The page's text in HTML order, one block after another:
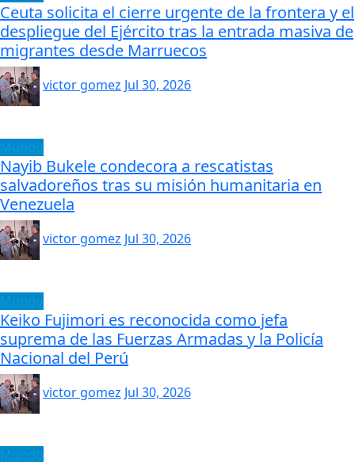
Ceuta solicita el cierre urgente de la frontera y el
despliegue del Ejército tras la entrada masiva de
migrantes desde Marruecos
victor gomez Jul 30, 2026
Nayib Bukele condecora a rescatistas
salvadoreños tras su misión humanitaria en
Venezuela
victor gomez Jul 30, 2026
Keiko Fujimori es reconocida como jefa
suprema de las Fuerzas Armadas y la Policía
Nacional del Perú
victor gomez Jul 30, 2026